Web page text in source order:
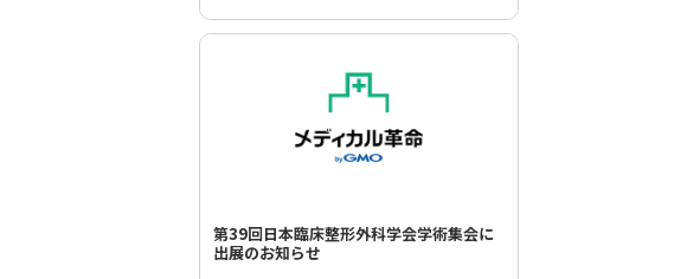
第39回日本臨床整形外科学会学術集会に
出展のお知らせ